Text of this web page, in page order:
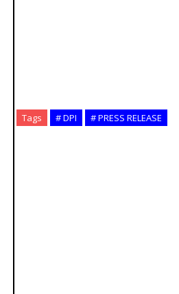
Tags # DPI # PRESS RELEASE